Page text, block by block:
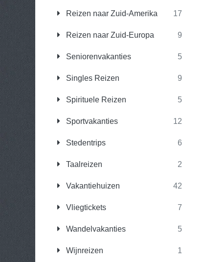
Reizen naar Zuid-Amerika 17
Reizen naar Zuid-Europa 9
Seniorenvakanties 5
Singles Reizen 9
Spirituele Reizen 5
Sportvakanties 12
Stedentrips 6
Taalreizen 2
Vakantiehuizen 42
Vliegtickets 7
Wandelvakanties 5
Wijnreizen 1